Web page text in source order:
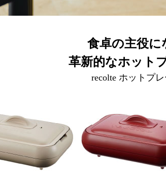
食卓の主役に
革新的なホット
recolte ホットプレ